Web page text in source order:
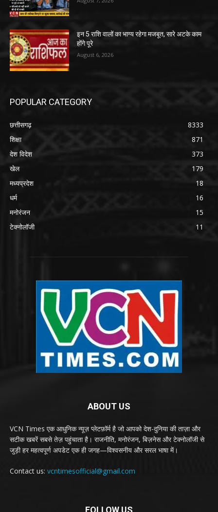
इन 5 राशि वालों का भाग्य रहेगा मजबूत, सारे अटके काम
होंगे पूरे
August 6, 2026
POPULAR CATEGORY
छत्तीसगढ़
8333
शिक्षा
871
देश विदेश
373
खेल
179
मध्यप्रदेश
18
धर्म
16
मनोरंजन
15
टेक्नोलॉजी
11
ABOUT US
VCN Times एक आधुनिक न्यूज़ प्लेटफ़ॉर्म है जो आपको देश-दुनिया की ताज़ा और
सटीक खबरें सबसे तेज़ पहुंचाता है। राजनीति, मनोरंजन, बिज़नेस और टेक्नोलॉजी से
जुड़ी हर महत्वपूर्ण अपडेट एक ही जगह—विश्वसनीय और सरल भाषा में।
Contact us: vcntimesofficial@gmail.com
FOLLOW US